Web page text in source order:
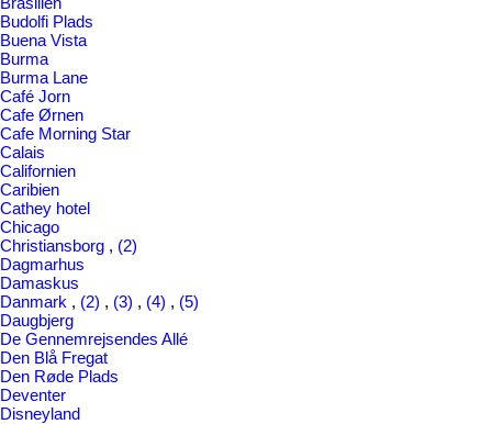
Budolfi Plads
Buena Vista
Burma
Burma Lane
Café Jorn
Cafe Ørnen
Cafe Morning Star
Calais
Californien
Caribien
Cathey hotel
Chicago
Christiansborg , (2)
Dagmarhus
Damaskus
Danmark , (2) , (3) , (4) , (5)
Daugbjerg
De Gennemrejsendes Allé
Den Blå Fregat
Den Røde Plads
Deventer
Disneyland